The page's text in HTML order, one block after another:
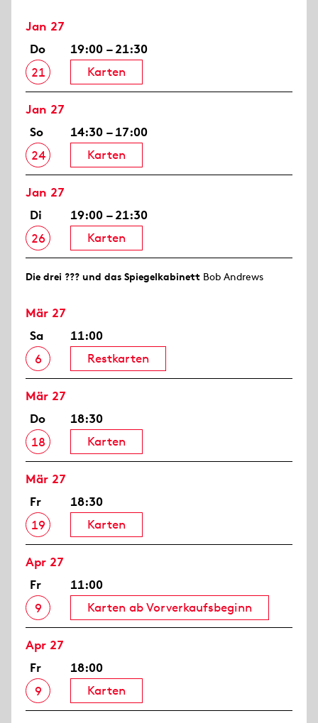
Jan 27
Do
21
19:00 – 21:30
Karten
Jan 27
So
24
14:30 – 17:00
Karten
Jan 27
Di
26
19:00 – 21:30
Karten
Die drei ??? und das Spiegelkabinett Bob Andrews
Mär 27
Sa
6
11:00
Restkarten
Mär 27
Do
18
18:30
Karten
Mär 27
Fr
19
18:30
Karten
Apr 27
Fr
9
11:00
Karten ab Vorverkaufsbeginn
Apr 27
Fr
9
18:00
Karten